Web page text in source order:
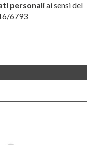
personaliai sensi del
6793